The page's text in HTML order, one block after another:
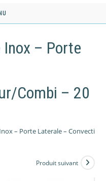
– Porte
Combi – 20
– Porte Laterale –
Produit suivant